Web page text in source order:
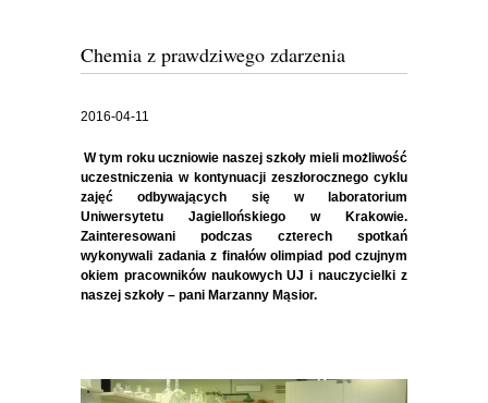
Chemia z prawdziwego zdarzenia
2016-04-11
W tym roku uczniowie naszej szkoły mieli możliwość
uczestniczenia w kontynuacji zeszłorocznego cyklu
zajęć odbywających się w laboratorium
Uniwersytetu Jagiellońskiego w Krakowie.
Zainteresowani podczas czterech spotkań
wykonywali zadania z finałów olimpiad pod czujnym
okiem pracowników naukowych UJ i nauczycielki z
naszej szkoły – pani Marzanny Mąsior.